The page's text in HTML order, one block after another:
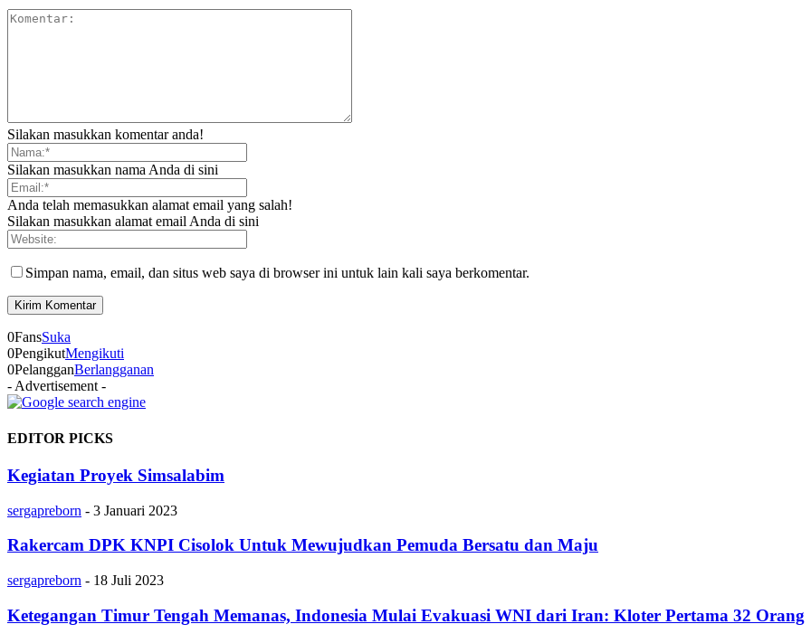
Silakan masukkan komentar anda!
Silakan masukkan nama Anda di sini
Anda telah memasukkan alamat email yang salah!
Silakan masukkan alamat email Anda di sini
Simpan nama, email, dan situs web saya di browser ini untuk lain kali saya berkomentar.
0FansSuka
0PengikutMengikuti
0PelangganBerlangganan
- Advertisement -
EDITOR PICKS
Kegiatan Proyek Simsalabim
sergapreborn - 3 Januari 2023
Rakercam DPK KNPI Cisolok Untuk Mewujudkan Pemuda Bersatu dan Maju
sergapreborn - 18 Juli 2023
Ketegangan Timur Tengah Memanas, Indonesia Mulai Evakuasi WNI dari Iran: Kloter Pertama 32 Orang